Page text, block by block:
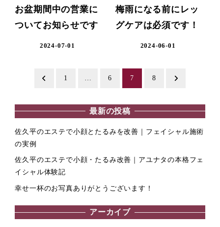
お盆期間中の営業に
ついてお知らせです
2024-07-01
梅雨になる前にレッ
グケアは必須です！
2024-06-01
の
ペ
ー
ジ
り
1 6 7 8
最新の投稿
佐久平のエステで小顔とたるみを改善｜フェイシャル施術
の実例
佐久平のエステで小顔・たるみ改善｜アユナタの本格フェ
イシャル体験記
幸せ一杯のお写真ありがとうございます！
アーカイブ